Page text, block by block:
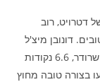
דטרויט, רוב
דונובן מיצ'ל
נעצר על 33% מהשלוש, דין ווייד על 29.6% ודניס שרודר, 6.6 נקודות
אם הם לא יקלעו בצורה טובה מחוץ